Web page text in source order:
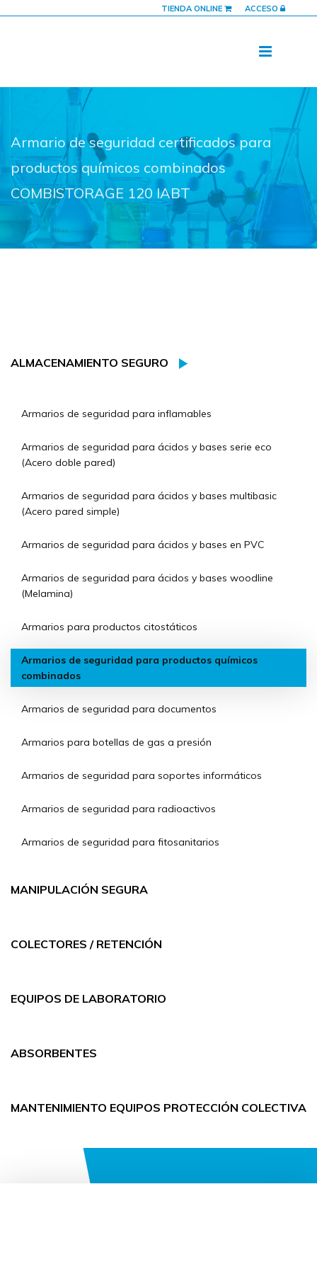
TIENDA ONLINE ACCESO
Armario de seguridad certificados para
productos químicos combinados
COMBISTORAGE 120 IABT
ALMACENAMIENTO SEGURO
Armarios de seguridad para inflamables
Armarios de seguridad para ácidos y bases serie eco
(Acero doble pared)
Armarios de seguridad para ácidos y bases multibasic
(Acero pared simple)
Armarios de seguridad para ácidos y bases en PVC
Armarios de seguridad para ácidos y bases woodline
(Melamina)
Armarios para productos citostáticos
Armarios de seguridad para productos químicos
combinados
Armarios de seguridad para documentos
Armarios para botellas de gas a presión
Armarios de seguridad para soportes informáticos
Armarios de seguridad para radioactivos
Armarios de seguridad para fitosanitarios
MANIPULACIÓN SEGURA
COLECTORES / RETENCIÓN
EQUIPOS DE LABORATORIO
ABSORBENTES
MANTENIMIENTO EQUIPOS PROTECCIÓN COLECTIVA